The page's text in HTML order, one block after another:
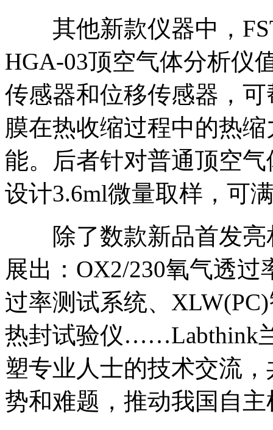
其他新款仪器中，
HGA-03顶空气体分析仪
传感器和位移传感器，
膜在热收缩过程中的热
能。后者针对普通顶空
设计3.6ml微量取样，可
除了数款新品首发亮
展出：OX2/230氧气透
过率测试系统、
热封试验仪……Labthink
塑专业人士的技术交流
势和难题，推动我国自